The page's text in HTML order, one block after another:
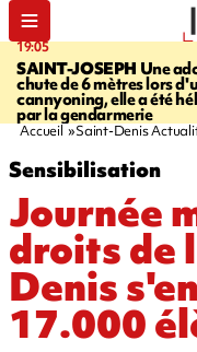
19:05
SAINT-JOSEPH Une
chute de 6 mètres lors
cannyoning, elle a été
par la gendarmerie
Accueil Saint-Denis
Sensibilisation
Journée
droits de
Denis
17.000